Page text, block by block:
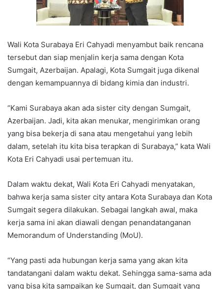
Wali Kota Surabaya Eri Cahyadi menyambut baik rencana
tersebut dan siap menjalin kerja sama dengan Kota
Sumgait, Azerbaijan. Apalagi, Kota Sumgait juga dikenal
dengan kemampuannya di bidang kimia dan industri.
“Kami Surabaya akan ada sister city dengan Sumgait,
Azerbaijan. Jadi, kita akan menukar, mengirimkan orang
yang bisa bekerja di sana atau mengetahui yang lebih
dalam, setelah itu kita bisa terapkan di Surabaya,” kata Wali
Kota Eri Cahyadi usai pertemuan itu.
Dalam waktu dekat, Wali Kota Eri Cahyadi menyatakan,
bahwa kerja sama sister city antara Kota Surabaya dan Kota
Sumgait segera dilakukan. Sebagai langkah awal, maka
kerja sama ini akan diawali dengan penandatanganan
Memorandum of Understanding (MoU).
“Yang pasti ada hubungan kerja sama yang akan kita
tandatangani dalam waktu dekat. Sehingga sama-sama ada
yang bisa kita sampaikan ke Sumgait, dan Sumgait yang